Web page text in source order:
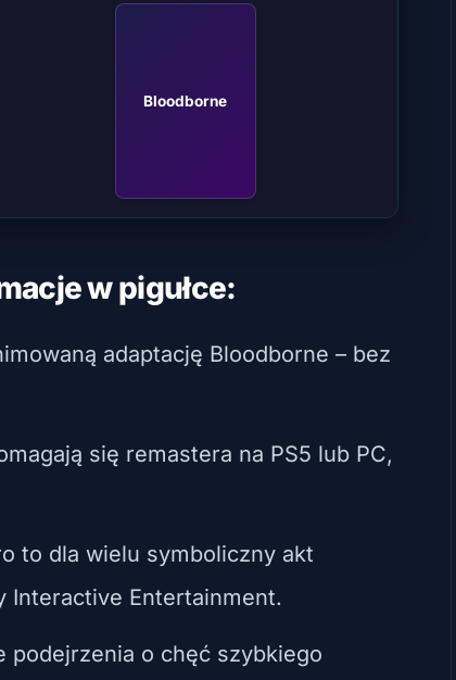
Bloodborne
w pigułce:
adaptację Bloodborne – bez
się remastera na PS5 lub PC,
to dla wielu symboliczny akt
Interactive Entertainment.
podejrzenia o chęć szybkiego